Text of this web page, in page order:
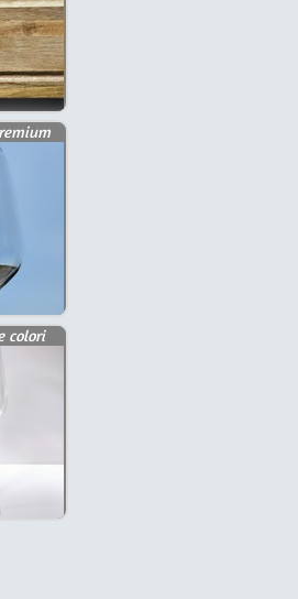
colori